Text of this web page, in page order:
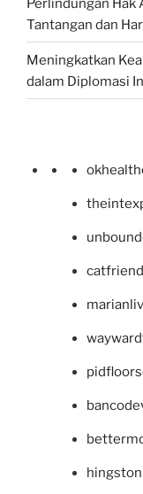
Perlindungan Hak
Tantangan dan
Meningkatkan
dalam Diplomasi